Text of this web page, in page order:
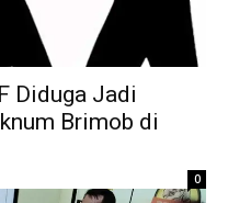
Diduga Jadi
Brimob di
0